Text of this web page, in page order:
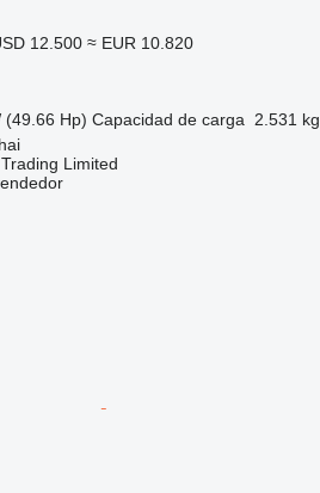
12.500 ≈ EUR 10.820
(49.66 Hp) Capacidad de carga 2.531 kg
Limited